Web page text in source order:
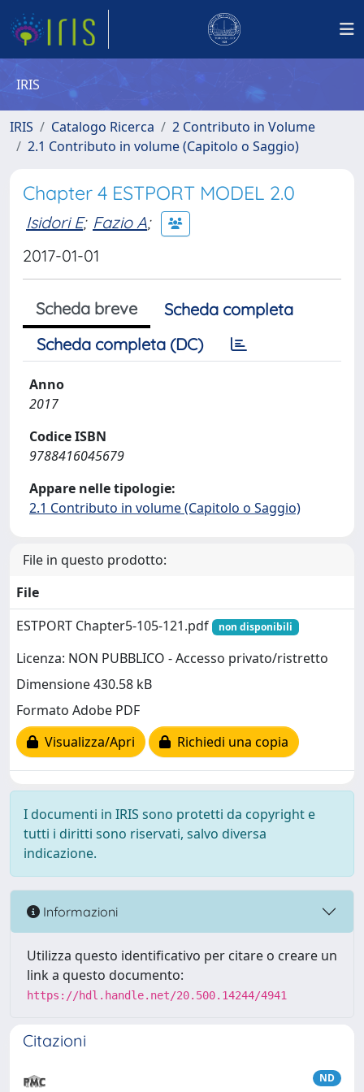
IRIS
IRIS Catalogo Ricerca
2 Contributo in Volume
2.1 Contributo in volume (Capitolo o Saggio)
Chapter 4 ESTPORT MODEL 2.0
Isidori E; Fazio A;
2017-01-01
Scheda breve
Scheda completa
Scheda completa (DC)
Anno
2017
Codice ISBN
9788416045679
Appare nelle tipologie:
2.1 Contributo in volume (Capitolo o Saggio)
File in questo prodotto:
File
ESTPORT Chapter5-105-121.pdf
non disponibili
Licenza: NON PUBBLICO - Accesso privato/ristretto
Dimensione 430.58 kB
Formato Adobe PDF
Visualizza/Apri
Richiedi una copia
I documenti in IRIS sono protetti da copyright e
tutti i diritti sono riservati, salvo diversa
indicazione.
Informazioni
Utilizza questo identificativo per citare o creare un
link a questo documento:
https://hdl.handle.net/20.500.14244/4941
Citazioni
ND